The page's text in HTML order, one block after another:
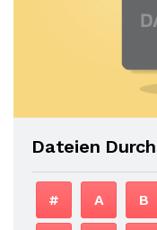
Dateien
# A B